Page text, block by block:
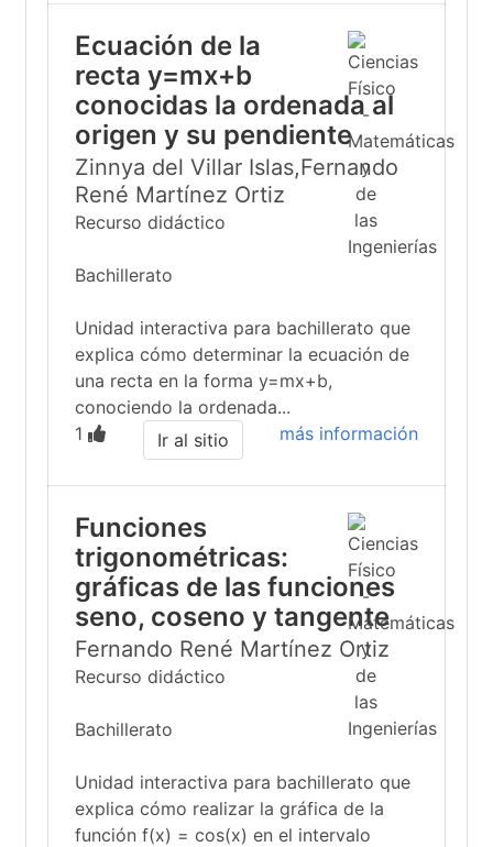
Ecuación de la
recta y=mx+b
conocidas la ordenada al
origen y su pendiente
Zinnya del Villar Islas,Fernando
René Martínez Ortiz
Recurso didáctico
Bachillerato
Unidad interactiva para bachillerato que
explica cómo determinar la ecuación de
una recta en la forma y=mx+b,
conociendo la ordenada...
1
más información
Ir al sitio
Funciones
trigonométricas:
gráficas de las funciones
seno, coseno y tangente
Fernando René Martínez Ortiz
Recurso didáctico
Bachillerato
Unidad interactiva para bachillerato que
explica cómo realizar la gráfica de la
función f(x) = cos(x) en el intervalo